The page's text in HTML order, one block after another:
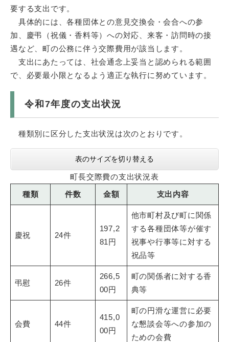
要する支出です。
具体的には、各種団体との意見交換会・会合への参
加、慶弔（祝儀・香料等）への対応、来客・訪問時の接
遇など、町の公務に伴う交際費用が該当します。
支出にあたっては、社会通念上妥当と認められる範囲
で、必要最小限となるよう適正な執行に努めています。​
令和7年度の支出状況
種類別に区分した支出状況は次のとおりです。
表のサイズを切り替える
町長交際費の支出状況表
種類
件数 金額 支出内容
慶祝 24件
197,2
81円
他市町村及び町に関係
する各種団体等が催す
祝事や行事等に対する
祝品等
弔慰 26件
266,5
00円
町の関係者に対する香
典等
会費 44件
415,0
00円
町の円滑な運営に必要
な懇談会等への参加の
ための会費